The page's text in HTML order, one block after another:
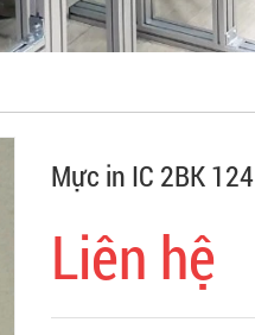
Mực in IC 2BK 124
Liên hệ